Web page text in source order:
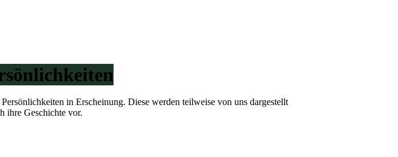
in Erscheinung. Diese werden teilweise von uns dargestellt
ihre Geschichte vor.